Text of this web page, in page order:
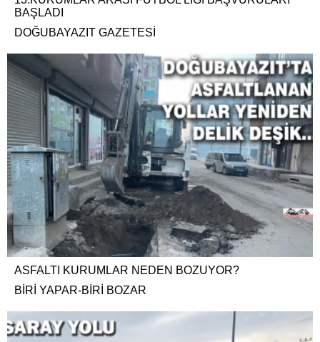
BAŞLADI
DOĞUBAYAZIT GAZETESİ
ASFALTI KURUMLAR NEDEN BOZUYOR?
BİRİ YAPAR-BİRİ BOZAR